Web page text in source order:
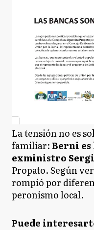
La tensión no es
familiar:Berni es
exministro
Propato. Según
rompió por
peronismo local.
Puede